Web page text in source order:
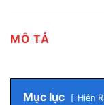
MÔ TẢ
Mục lục Hiện